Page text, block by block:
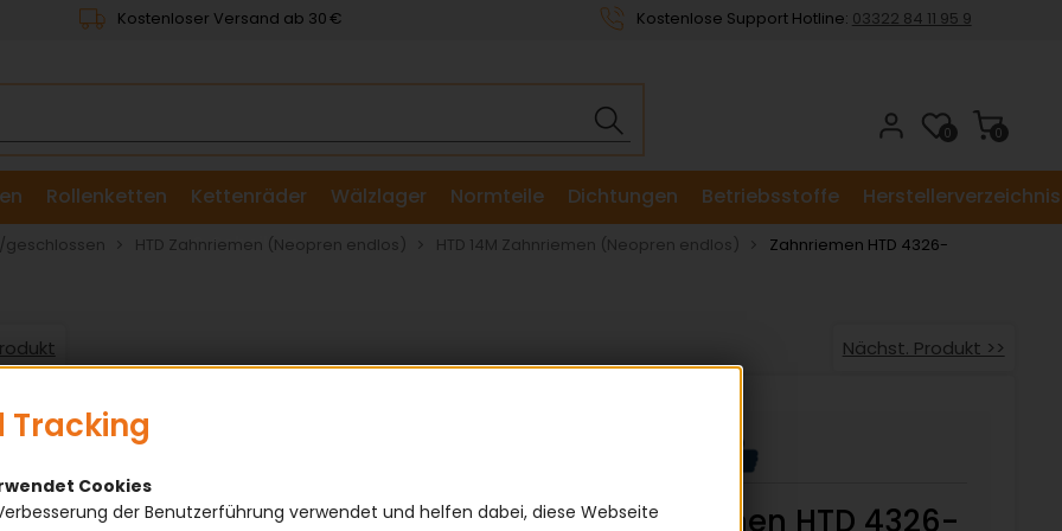
Kostenloser Versand ab 30 € Kostenlose Support Hotline: 03322 84 11 95 9
0
0
Rollenketten
Kettenräder
& Scheiben
Wälzlager Normteile Dichtungen Betriebsstoffe Herstellerverzeichnis
HTD Zahnriemen (Neopren endlos) HTD 14M Zahnriemen (Neopren endlos)
Zahnriemen HTD 4326-
Nächst. Produkt >>
Zahnriemen HTD 4326-
Tracking
Cookies
der Benutzerführung verwendet und helfen dabei, diese Webseite